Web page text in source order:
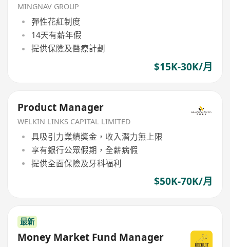
MINGNAV GROUP
彈性花紅制度
14天有薪年假
提供保險及醫療計劃
$15K-30K/月
Product Manager
WELKIN LINKS CAPITAL LIMITED
具吸引力業績獎金，收入潛力無上限
享有銀行公眾假期，全薪病假
提供全面保險及牙科福利
$50K-70K/月
最新
Money Market Fund Manager